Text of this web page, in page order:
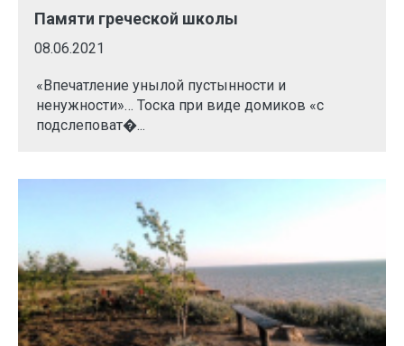
Памяти греческой школы
08.06.2021
«Впечатление унылой пустынности и
ненужности»… Тоска при виде домиков «с
подслеповат�...